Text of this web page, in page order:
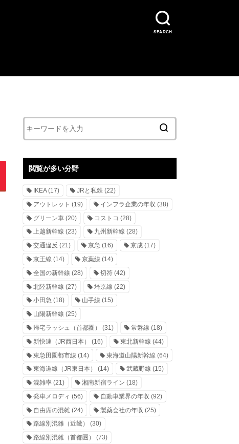
SEARCH
閲覧が多い分野
IKEA(17) JRと私鉄 (22)
アウトレット (19) インフラ企業の年収 (38)
グリーン車 (20) コストコ (28)
上越新幹線 (23) 九州新幹線 (28)
交通違反 (21) 京急 (16) 京成(17)
京王線 (14) 京葉線 (14)
全国の新幹線 (28) 切符(42)
北陸新幹線 (27) 埼京線 (22)
小田急 (18) 山手線 (15)
山陽新幹線 (25)
帰宅ラッシュ（首都圏）
(31) 常磐線 (18)
新快速（JR西日本）
(16) 東北新幹線 (44)
東急田園都市線 (14) 東海道山陽新幹線 (64)
東海道線（JR東日本）
(14) 武蔵野線 (15)
混雑率 (21) 湘南新宿ライン (18)
発車メロディ (56) 自動車業界の年収 (92)
自由席の混雑 (24) 製薬会社の年収 (25)
路線別混雑（近畿）
(30)
路線別混雑（首都圏）
(73)